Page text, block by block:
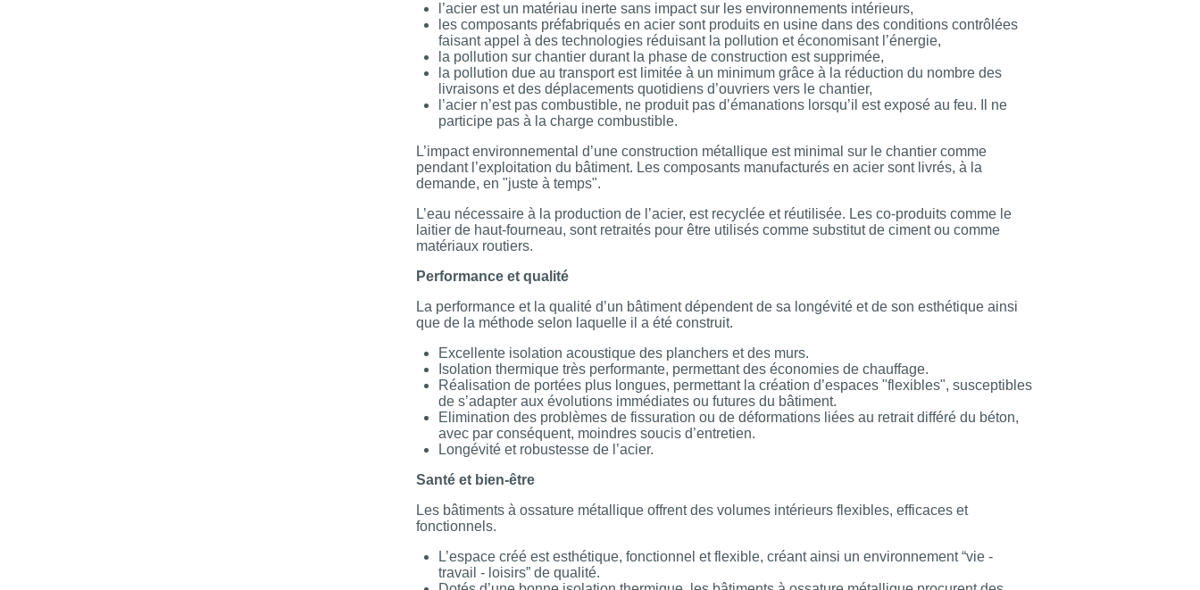
l’acier est un matériau inerte sans impact sur les environnements intérieurs,
les composants préfabriqués en acier sont produits en usine dans des conditions contrôlées
faisant appel à des technologies réduisant la pollution et économisant l’énergie,
la pollution sur chantier durant la phase de construction est supprimée,
la pollution due au transport est limitée à un minimum grâce à la réduction du nombre des
livraisons et des déplacements quotidiens d’ouvriers vers le chantier,
l’acier n’est pas combustible, ne produit pas d’émanations lorsqu’il est exposé au feu. Il ne
participe pas à la charge combustible.
L’impact environnemental d’une construction métallique est minimal sur le chantier comme
pendant l’exploitation du bâtiment. Les composants manufacturés en acier sont livrés, à la
demande, en "juste à temps".
L’eau nécessaire à la production de l’acier, est recyclée et réutilisée. Les co-produits comme le
laitier de haut-fourneau, sont retraités pour être utilisés comme substitut de ciment ou comme
matériaux routiers.
Performance et qualité
La performance et la qualité d’un bâtiment dépendent de sa longévité et de son esthétique ainsi
que de la méthode selon laquelle il a été construit.
Excellente isolation acoustique des planchers et des murs.
Isolation thermique très performante, permettant des économies de chauffage.
Réalisation de portées plus longues, permettant la création d’espaces "flexibles", susceptibles
de s’adapter aux évolutions immédiates ou futures du bâtiment.
Elimination des problèmes de fissuration ou de déformations liées au retrait différé du béton,
avec par conséquent, moindres soucis d’entretien.
Longévité et robustesse de l’acier.
Santé et bien-être
Les bâtiments à ossature métallique offrent des volumes intérieurs flexibles, efficaces et
fonctionnels.
L’espace créé est esthétique, fonctionnel et flexible, créant ainsi un environnement “vie -
travail - loisirs” de qualité.